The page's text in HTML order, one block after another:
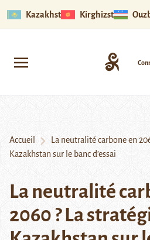
Kazakhstan Kirghizstan
Accueil
La neutralité carbone en
Kazakhstan sur le banc d’essai
La neutralité
2060 ? La